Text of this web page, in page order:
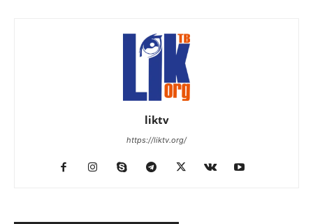
liktv
https://liktv.org/